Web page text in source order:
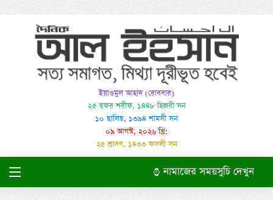
ইয়াওমুল আহাদ (রোববার)
২৫ ছফর শরীফ, ১৪৪৮ হিজরী সন
১০ ছালিছ, ১৩৯৪ শামসী সন
০৯ আগস্ট, ২০২৬ খ্রি:
২৫ শ্রাবণ, ১৪৩৩ ফসলী সন
নামাজের সময়সুচি দেখুন